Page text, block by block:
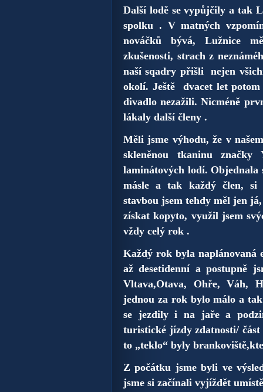
Další lodě se vypůjčily a tak
spolku . V matných
nováčků bývá, Lužnice
zkušenosti, strach z
naší sqadry přišli nejen
okolí. Ještě dvacet let
divadlo nezažili. Nicméně
lákaly další členy .
Měli jsme výhodu, že v
skleněnou tkaninu
laminátových lodí.
másle a tak každý člen,
stavbou jsem tehdy měl jen
získat kopyto, využil jsem
vždy celý rok .
Každý rok byla naplánovaná
až desetidenní a postupně
Vltava,Otava, Ohře, Váh,
jednou za rok bylo málo a
se jezdily i na jaře a
turistické jízdy zdatnosti/
to „teklo“ byly
Z počátku jsme byli ve
jsme si začínali vyjíždět